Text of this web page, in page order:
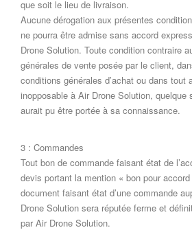
que soit le lieu de livraison.
Aucune dérogation aux présentes
ne pourra être admise sans accord
Drone Solution. Toute condition contraire
générales de vente posée par le client,
conditions générales d’achat ou dans tout
inopposable à Air Drone Solution, quelque
aurait pu être portée à sa connaissance.
3 : Commandes
Tout bon de commande faisant état de
devis portant la mention « bon pour
document faisant état d’une commande
Drone Solution sera réputée ferme et
par Air Drone Solution.